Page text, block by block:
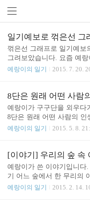
일기예보로 꺾은선 그
꺾은선 그래프로 일기예보
그려보았습니다. 요즘 예
운다길래... (2015년 7월 20
기온과 최고기온을 그려보
범례가 마음에 안 드네요.
위에 써 있으면 좋겠네요.
축에 온도라고 쓰고 단위
를 그린 황예랑 학생입니다
하니 평화가 얼른 와서 파
을 그리고, 검정색으로 먹
을 ..
예랑이의 일기 2015. 7. 20.
8단은 원래 어떤 사람
예랑이가 구구단을 외우다
8단은 원래 어떤 사람의 인
은 팔팔세부터 파는 일을
x5=4040살이 되자 다시 팔
육이 48cm나 됐대요.
=6464세가 되자 팔팔해졌
가 되자 팔팔해졌다가 인상
예랑이의 일기 2015. 5. 8.
[이야기] 우리의 숲 속
예랑이가 쓴 이야기입니다
기 어느 숲에서 한 무리의
분 여자 아이였지요. 이름
예랑이의 일기 2015. 2. 14.